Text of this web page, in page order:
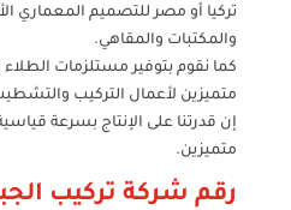
تركيا أو مصر للتصميم المعماري
والمكتبات والمقاهي.
كما نقوم بتوفير مستلزمات الطلاء
متميزين لأعمال التركيب
إن قدرتنا على الإنتاج بسرعة
متميزين.
رقم شركة تركيب